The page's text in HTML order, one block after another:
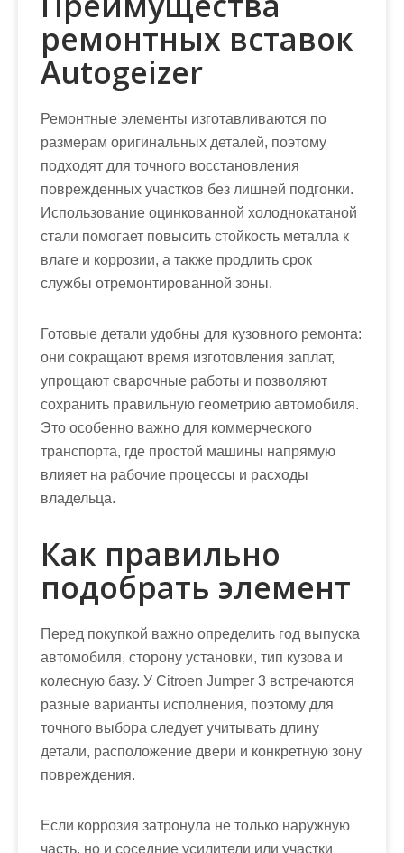
ремонтных вставок
Autogeizer
Ремонтные элементы изготавливаются по
размерам оригинальных деталей, поэтому
подходят для точного восстановления
поврежденных участков без лишней подгонки.
Использование оцинкованной холоднокатаной
стали помогает повысить стойкость металла к
влаге и коррозии, а также продлить срок
службы отремонтированной зоны.
Готовые детали удобны для кузовного ремонта:
они сокращают время изготовления заплат,
упрощают сварочные работы и позволяют
сохранить правильную геометрию автомобиля.
Это особенно важно для коммерческого
транспорта, где простой машины напрямую
влияет на рабочие процессы и расходы
владельца.
Как правильно
подобрать элемент
Перед покупкой важно определить год выпуска
автомобиля, сторону установки, тип кузова и
колесную базу. У Citroen Jumper 3 встречаются
разные варианты исполнения, поэтому для
точного выбора следует учитывать длину
детали, расположение двери и конкретную зону
повреждения.
Если коррозия затронула не только наружную
часть, но и соседние усилители или участки